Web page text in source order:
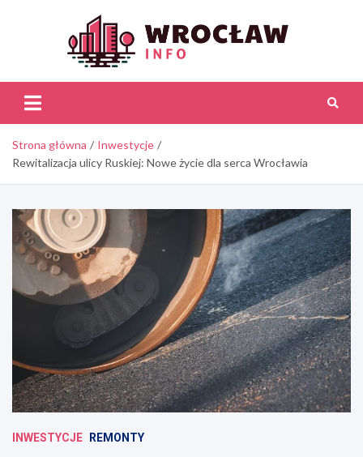
Strona główna
Inwestycje
Rewitalizacja ulicy Ruskiej: Nowe życie dla serca Wrocławia
INWESTYCJE REMONTY